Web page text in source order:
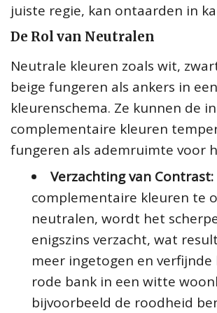
juiste regie, kan ontaarden in
De Rol van Neutralen
Neutrale kleuren zoals wit,
beige fungeren als ankers in een
kleurenschema. Ze kunnen de
complementaire kleuren
fungeren als ademruimte voor
Verzachting van Contrast:
complementaire kleuren te
neutralen, wordt het
enigszins verzacht, wat
meer ingetogen en verfijnde
rode bank in een witte
bijvoorbeeld de roodheid